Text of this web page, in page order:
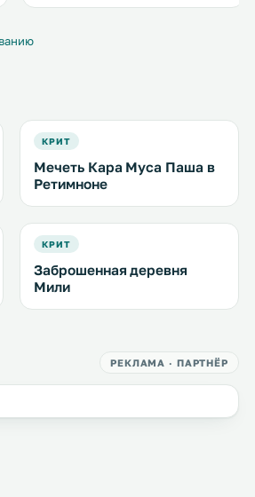
бесплатный Wi-Fi. .
КРИТ
Мечеть Кара Муса Паша в
Ретимноне
КРИТ
Заброшенная деревня
Мили
РЕКЛАМА · ПАРТНЁР